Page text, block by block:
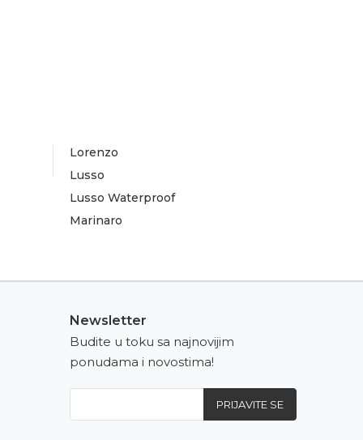
Lorenzo
Lusso
Lusso Waterproof
Marinaro
Newsletter
Budite u toku sa najnovijim
ponudama i novostima!
PRIJAVITE SE